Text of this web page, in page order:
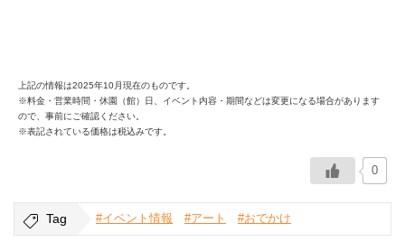
上記の情報は2025年10月現在のものです。
※料金・営業時間・休園（館）日、イベント内容・期間などは変更になる場合があります
ので、事前にご確認ください。
※表記されている価格は税込みです。
0
Tag #イベント情報 #アート #おでかけ